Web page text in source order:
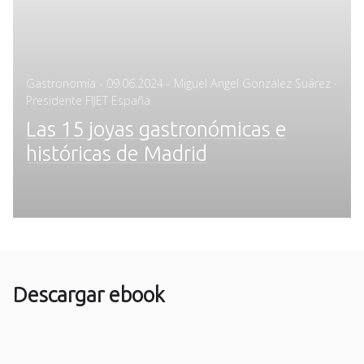
Gastronomía - Posted
on
09.06.2024 - Miguel Angel Gonzalez Suárez ·
Presidente FIJET España
Las 15 joyas gastronómicas e
históricas de Madrid
Descargar ebook